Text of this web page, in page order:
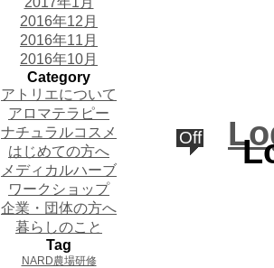
Off
2016年12月
2016年11月
2016年10月
Category
アトリエについて
アロマテラピー
ナチュラルコスメ
はじめての方へ
メディカルハーブ
ワークショップ
企業・団体の方へ
暮らしのこと
Tag
NARD農場研修